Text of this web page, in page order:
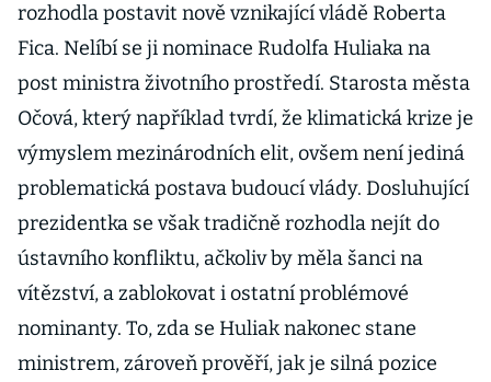
rozhodla postavit nově vznikající vládě Roberta
Fica. Nelíbí se ji nominace Rudolfa Huliaka na
post ministra životního prostředí. Starosta města
Očová, který například tvrdí, že klimatická krize je
výmyslem mezinárodních elit, ovšem není jediná
problematická postava budoucí vlády. Dosluhující
prezidentka se však tradičně rozhodla nejít do
ústavního konfliktu, ačkoliv by měla šanci na
vítězství, a zablokovat i ostatní problémové
nominanty. To, zda se Huliak nakonec stane
ministrem, zároveň prověří, jak je silná pozice